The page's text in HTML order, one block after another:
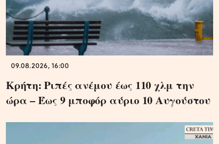
09.08.2026, 16:00
Κρήτη: Ριπές ανέμου έως 110 χλμ την
ώρα – Έως 9 μποφόρ αύριο 10 Αυγούστου